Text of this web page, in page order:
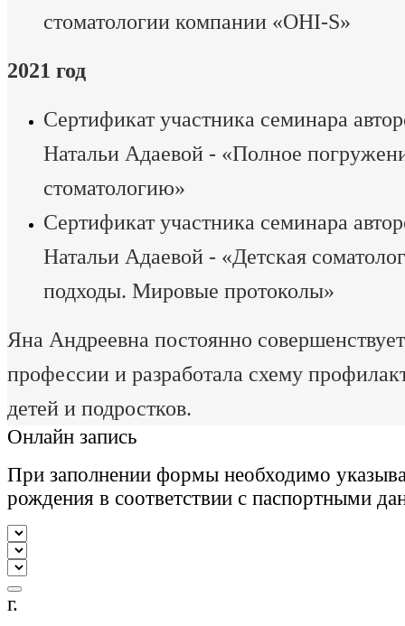
стоматологии компании «OHI-S»
2021 год
Сертификат участника семинара
Натальи Адаевой - «Полное
стоматологию»
Сертификат участника семинара
Натальи Адаевой - «Детская
подходы. Мировые протоколы»
Яна Андреевна постоянно
профессии и разработала схему
детей и подростков.
Онлайн запись
При заполнении формы необходимо
рождения в соответствии с паспортными
г.